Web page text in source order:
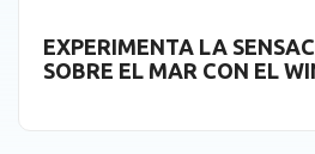
EXPERIMENTA LA
SOBRE EL MAR CON EL